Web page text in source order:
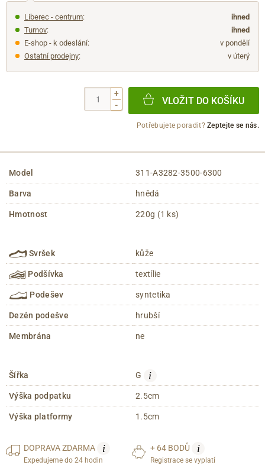
Liberec - centrum:
ihned
Turnov:
ihned
E-shop - k odeslání:
v pondělí
Ostatní prodejny: v úterý
+
-
VLOŽIT DO KOŠÍKU
Potřebujete poradit?Zeptejte se nás.
Model 311-A3282-3500-6300
Barva hnědá
Hmotnost 220g (1 ks)
Svršek kůže
Podšívka textílie
Podešev syntetika
Dezén podešve hrubší
Membrána ne
Šířka G i
Výška podpatku 2.5cm
Výška platformy 1.5cm
DOPRAVAZDARMA i
Expedujeme do 24 hodin
+ 64 BODŮ i
Registrace se vyplatí